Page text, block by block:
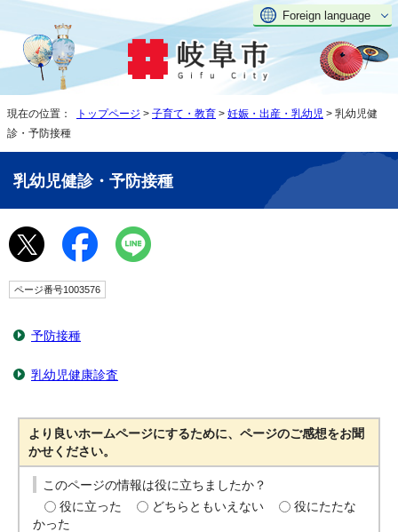
Foreign language
現在の位置： トップページ > 子育て・教育 > 妊娠・出産・乳幼児 > 乳幼児健
診・予防接種
乳幼児健診・予防接種
ページ番号1003576
予防接種
乳幼児健康診査
より良いホームページにするために、ページのご感想をお聞
かせください。
このページの情報は役に立ちましたか？
役に立った
どちらともいえない
役にたたな
かった